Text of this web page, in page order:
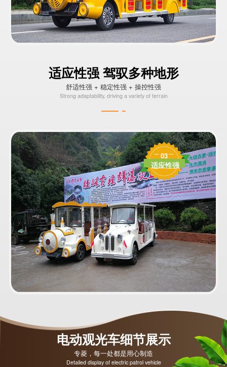
适应性强 驾驭多种地形
舒适性强 + 稳定性强 + 操控性强
Strong adaptability, driving a variety of terrain
03
适应性强
电动观光车细节展示
专菱，每一处都是用心制造
Detailed display of electric patrol vehicle